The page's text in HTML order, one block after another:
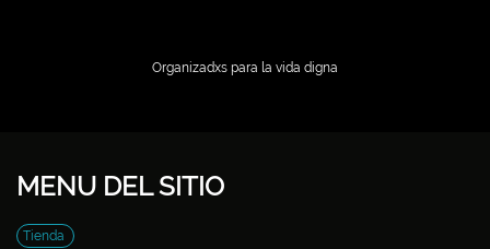
Organizadxs para la vida digna
MENU DEL SITIO
Tienda